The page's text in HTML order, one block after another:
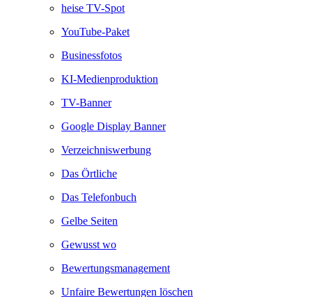
heise TV-Spot
YouTube-Paket
Businessfotos
KI-Medienproduktion
TV-Banner
Google Display Banner
Verzeichniswerbung
Das Örtliche
Das Telefonbuch
Gelbe Seiten
Gewusst wo
Bewertungsmanagement
Unfaire Bewertungen löschen